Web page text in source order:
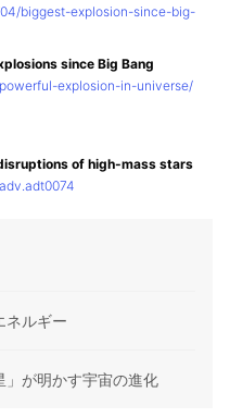
biggest-explosion-since-big-
since Big Bang
explosion-in-universe/
of high-mass stars
ネルギー
」が明かす宇宙の進化